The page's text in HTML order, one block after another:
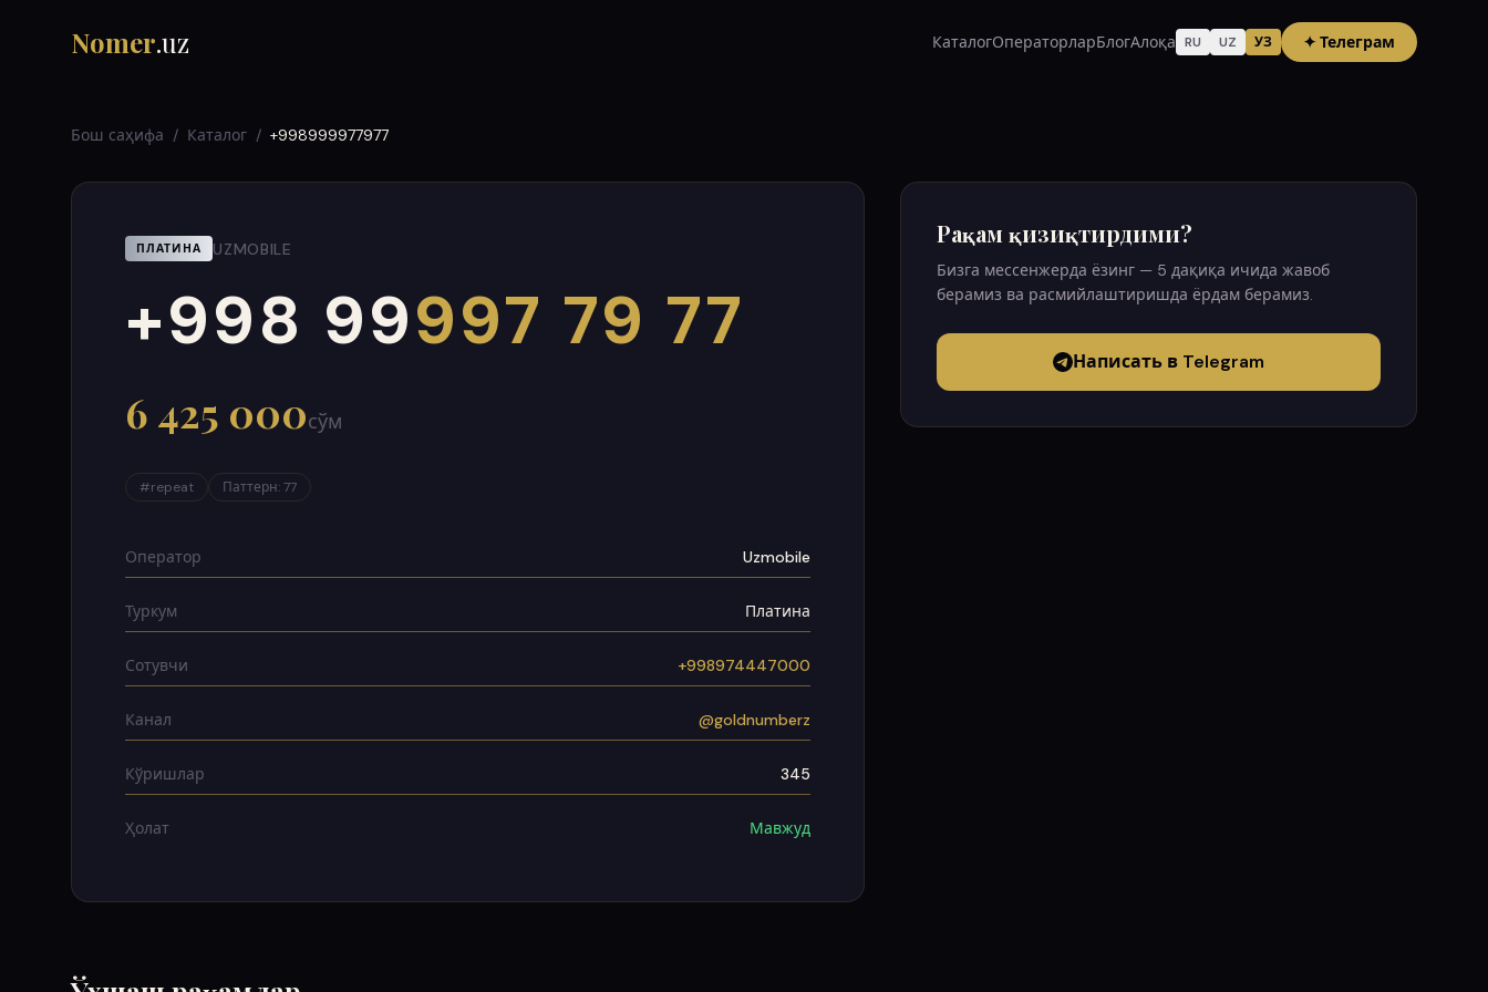
Nomer.uz КаталогОператорларБлогАлоқа RU UZ УЗ ✦ Телеграм
Бош саҳифа / Каталог / +998999977977
ПЛАТИНА UZMOBILE
+998 99997 79 77
000
999
6 425 000сўм
#repeat Паттерн:77
Оператор Uzmobile
Туркум Платина
Сотувчи +998974447000
Канал @goldnumberz
Кўришлар 345
Ҳолат Мавжуд
Рақам қизиқтирдими?
Бизга мессенжерда ёзинг — 5 дақиқа ичида жавоб
берамиз ва расмийлаштиришда ёрдам берамиз.
Написать в Telegram